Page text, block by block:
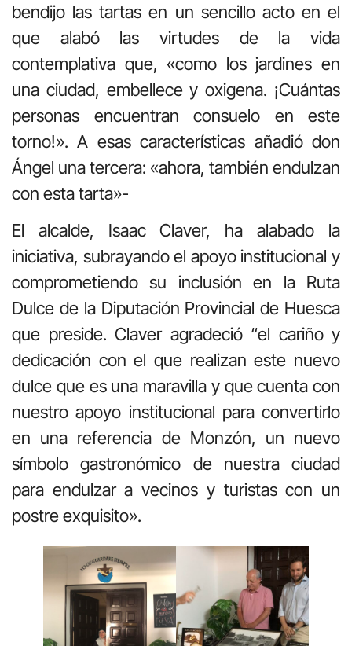
bendijo las tartas en un sencillo acto en el
que alabó las virtudes de la vida
contemplativa que, «como los jardines en
una ciudad, embellece y oxigena. ¡Cuántas
personas encuentran consuelo en este
torno!». A esas características añadió don
Ángel una tercera: «ahora, también endulzan
con esta tarta»-
El alcalde, Isaac Claver, ha alabado la
iniciativa, subrayando el apoyo institucional y
comprometiendo su inclusión en la Ruta
Dulce de la Diputación Provincial de Huesca
que preside. Claver agradeció “el cariño y
dedicación con el que realizan este nuevo
dulce que es una maravilla y que cuenta con
nuestro apoyo institucional para convertirlo
en una referencia de Monzón, un nuevo
símbolo gastronómico de nuestra ciudad
para endulzar a vecinos y turistas con un
postre exquisito».